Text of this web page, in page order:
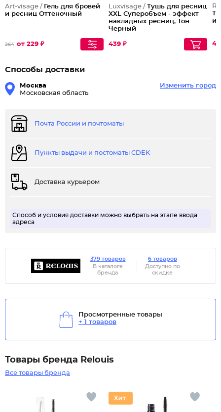
Art-visage / Гель для бровей
и ресниц Оттеночный
264 от 229 ₽
Luxvisage / Тушь для ресниц
XXL Суперобъем - эффект
накладных ресниц, Тон
Черный
439 ₽
и
Способы доставки
Москва
Московская область
Изменить город
Почта России и почтоматы
Пункты выдачи и постоматы CDEK
Доставка курьером
Способ и условия доставки можно выбрать на этапе ввода
адреса
379 товаров
В каталоге
бренда
6 товаров
Доступно по
скидке
Просмотренные товары
+ 1 товаров
Товары бренда Relouis
Все товары бренда